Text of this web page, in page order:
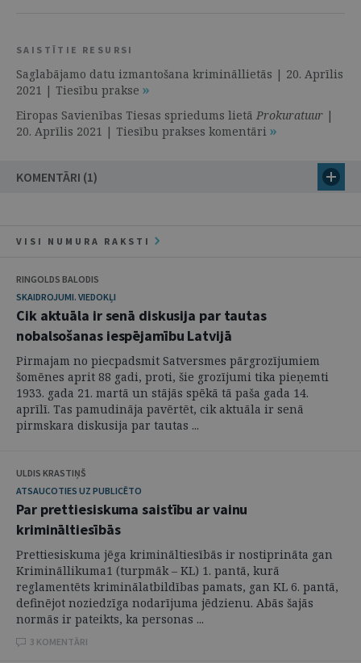
SAISTĪTIE RESURSI
Saglabājamo datu izmantošana krimināllietās | 20. Aprīlis
2021 | Tiesību prakse
Eiropas Savienības Tiesas spriedums lietā Prokuratuur |
20. Aprīlis 2021 | Tiesību prakses komentāri
KOMENTĀRI (1)
VISI NUMURA RAKSTI
RINGOLDS BALODIS
SKAIDROJUMI. VIEDOKĻI
Cik aktuāla ir senā diskusija par tautas
nobalsošanas iespējamību Latvijā
Pirmajam no piecpadsmit Satversmes pārgrozījumiem
šomēnes aprit 88 gadi, proti, šie grozījumi tika pieņemti
1933. gada 21. martā un stājās spēkā tā paša gada 14.
aprīlī. Tas pamudināja pavērtēt, cik aktuāla ir senā
pirmskara diskusija par tautas ...
ULDIS KRASTIŅŠ
ATSAUCOTIES UZ PUBLICĒTO
Par prettiesiskuma saistību ar vainu
krimināltiesībās
Prettiesiskuma jēga krimināltiesībās ir nostiprināta gan
Krimināllikuma1 (turpmāk – KL) 1. pantā, kurā
reglamentēts kriminālatbildības pamats, gan KL 6. pantā,
definējot noziedzīga nodarījuma jēdzienu. Abās šajās
normās ir pateikts, ka personas ...
3 KOMENTĀRI